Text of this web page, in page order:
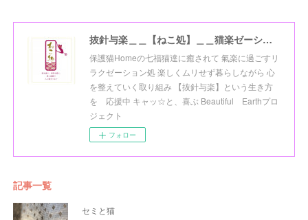
抜針与楽＿＿【ねこ処】＿＿猫楽ゼーションHome☆
保護猫Homeの七福猫達に癒されて 氣楽に過ごすリ
ラクゼーション処 楽しくムリせず暮らしながら 心
を整えていく取り組み 【抜針与楽】という生き方
を 応援中 キャッ☆と、喜ぶ Beautiful Earthプロ
ジェクト
フォロー
記事一覧
セミと猫